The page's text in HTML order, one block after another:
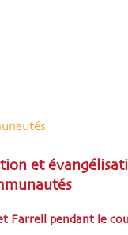
et
Farrell pendant le